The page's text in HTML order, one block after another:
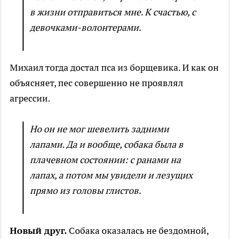
в жизни отправиться мне. К счастью, с
девочками-волонтерами.
Михаил тогда достал пса из борщевика. И как он
объясняет, пес совершенно не проявлял
агрессии.
Но он не мог шевелить задними
лапами. Да и вообще, собака была в
плачевном состоянии: с ранами на
лапах, а потом мы увидели и лезущих
прямо из головы глистов.
Новый друг. Собака оказалась не бездомной,